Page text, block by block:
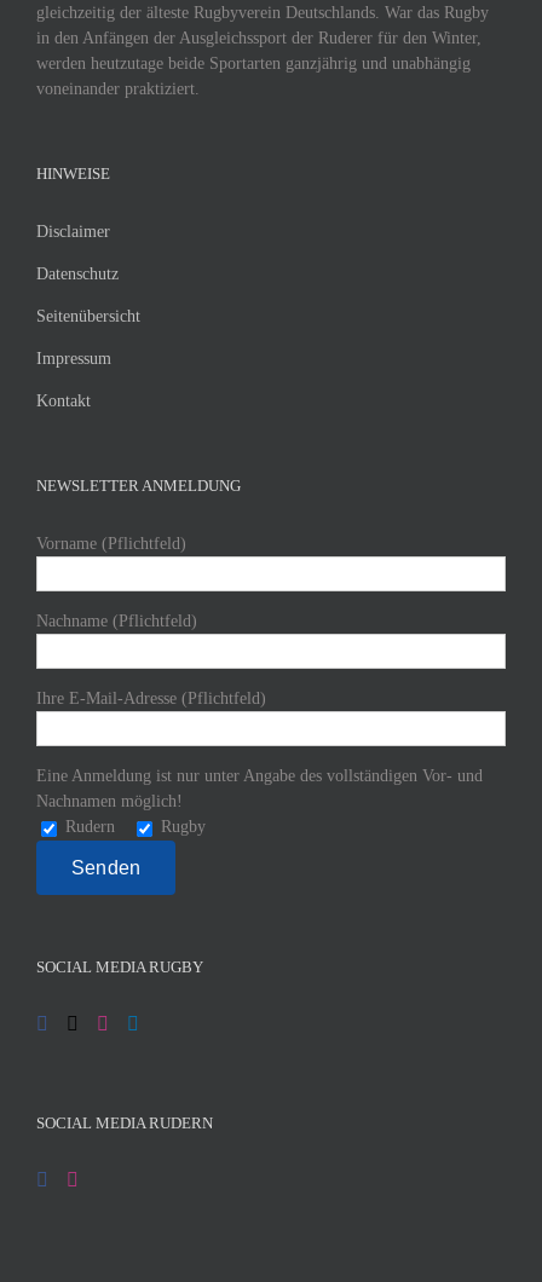
gleichzeitig der älteste Rugbyverein Deutschlands. War das Rugby
in den Anfängen der Ausgleichssport der Ruderer für den Winter,
werden heutzutage beide Sportarten ganzjährig und unabhängig
voneinander praktiziert.
HINWEISE
Disclaimer
Datenschutz
Seitenübersicht
Impressum
Kontakt
NEWSLETTER ANMELDUNG
Vorname (Pflichtfeld)
Nachname (Pflichtfeld)
Ihre E-Mail-Adresse (Pflichtfeld)
Eine Anmeldung ist nur unter Angabe des vollständigen Vor- und
Nachnamen möglich!
Rudern
Rugby
SOCIAL MEDIA RUGBY
SOCIAL MEDIA RUDERN